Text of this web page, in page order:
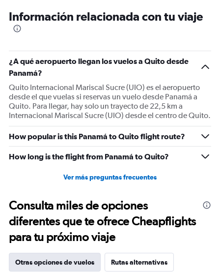
Información relacionada con tu viaje
¿A qué aeropuerto llegan los vuelos a Quito desde
Panamá?
Quito Internacional Mariscal Sucre (UIO) es el aeropuerto
desde el que vuelas si reservas un vuelo desde Panamá a
Quito. Para llegar, hay solo un trayecto de 22,5 km a
Internacional Mariscal Sucre (UIO) desde el centro de Quito.
How popular is this Panamá to Quito flight route?
How long is the flight from Panamá to Quito?
Ver más preguntas frecuentes
Consulta miles de opciones
diferentes que te ofrece Cheapflights
para tu próximo viaje
Otras opciones de vuelos Rutas alternativas